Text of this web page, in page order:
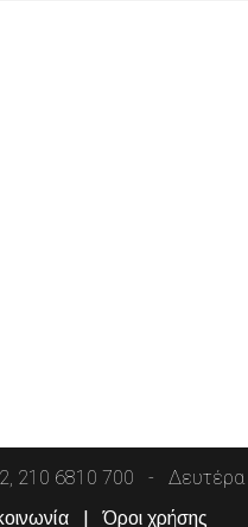
210 6810 700
Όροι χρήσης